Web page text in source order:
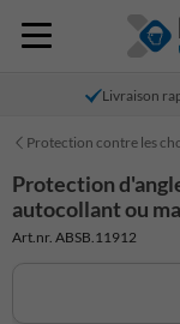
Livraison
Protection contre les
Protection
autocollant ou
Art.nr. ABSB.11912